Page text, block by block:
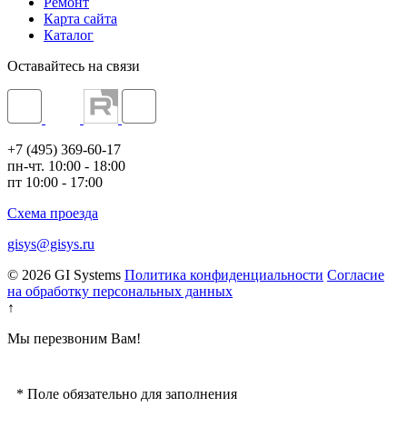
Карта сайта
Каталог
Оставайтесь на связи
+7 (495) 369-60-17
пн-чт. 10:00 - 18:00
пт 10:00 - 17:00
Схема проезда
gisys@gisys.ru
© 2026 GI Systems Политика конфиденциальности Согласие
на обработку персональных данных
↑
Мы перезвоним Вам!
* Поле обязательно для заполнения